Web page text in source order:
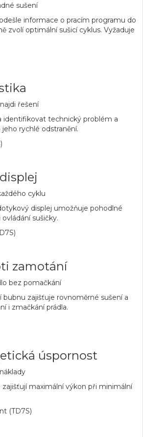
sušení
informace o pracím programu do
zvolí optimální sušicí cyklus. Vyžaduje
řešení
identifikovat technický problém a
rychlé odstranění.
cyklu
displej umožňuje pohodlné
sušičky.
zamotání
bez pomačkání
zajišťuje rovnoměrné sušení a
i zmačkání prádla.
úspornost
maximální výkon při minimální
(TD7S)